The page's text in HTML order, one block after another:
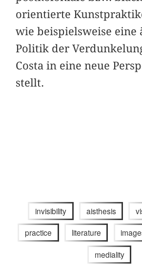
orientierte
wie beispielsweise eine
Politik der
Costa in eine neue
stellt.
invisibility aisthesis
practice literature
mediality